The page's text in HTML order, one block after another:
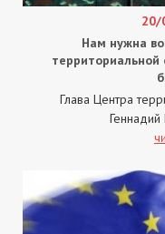
20/
Нам нужна
Глава Центра
Геннадий